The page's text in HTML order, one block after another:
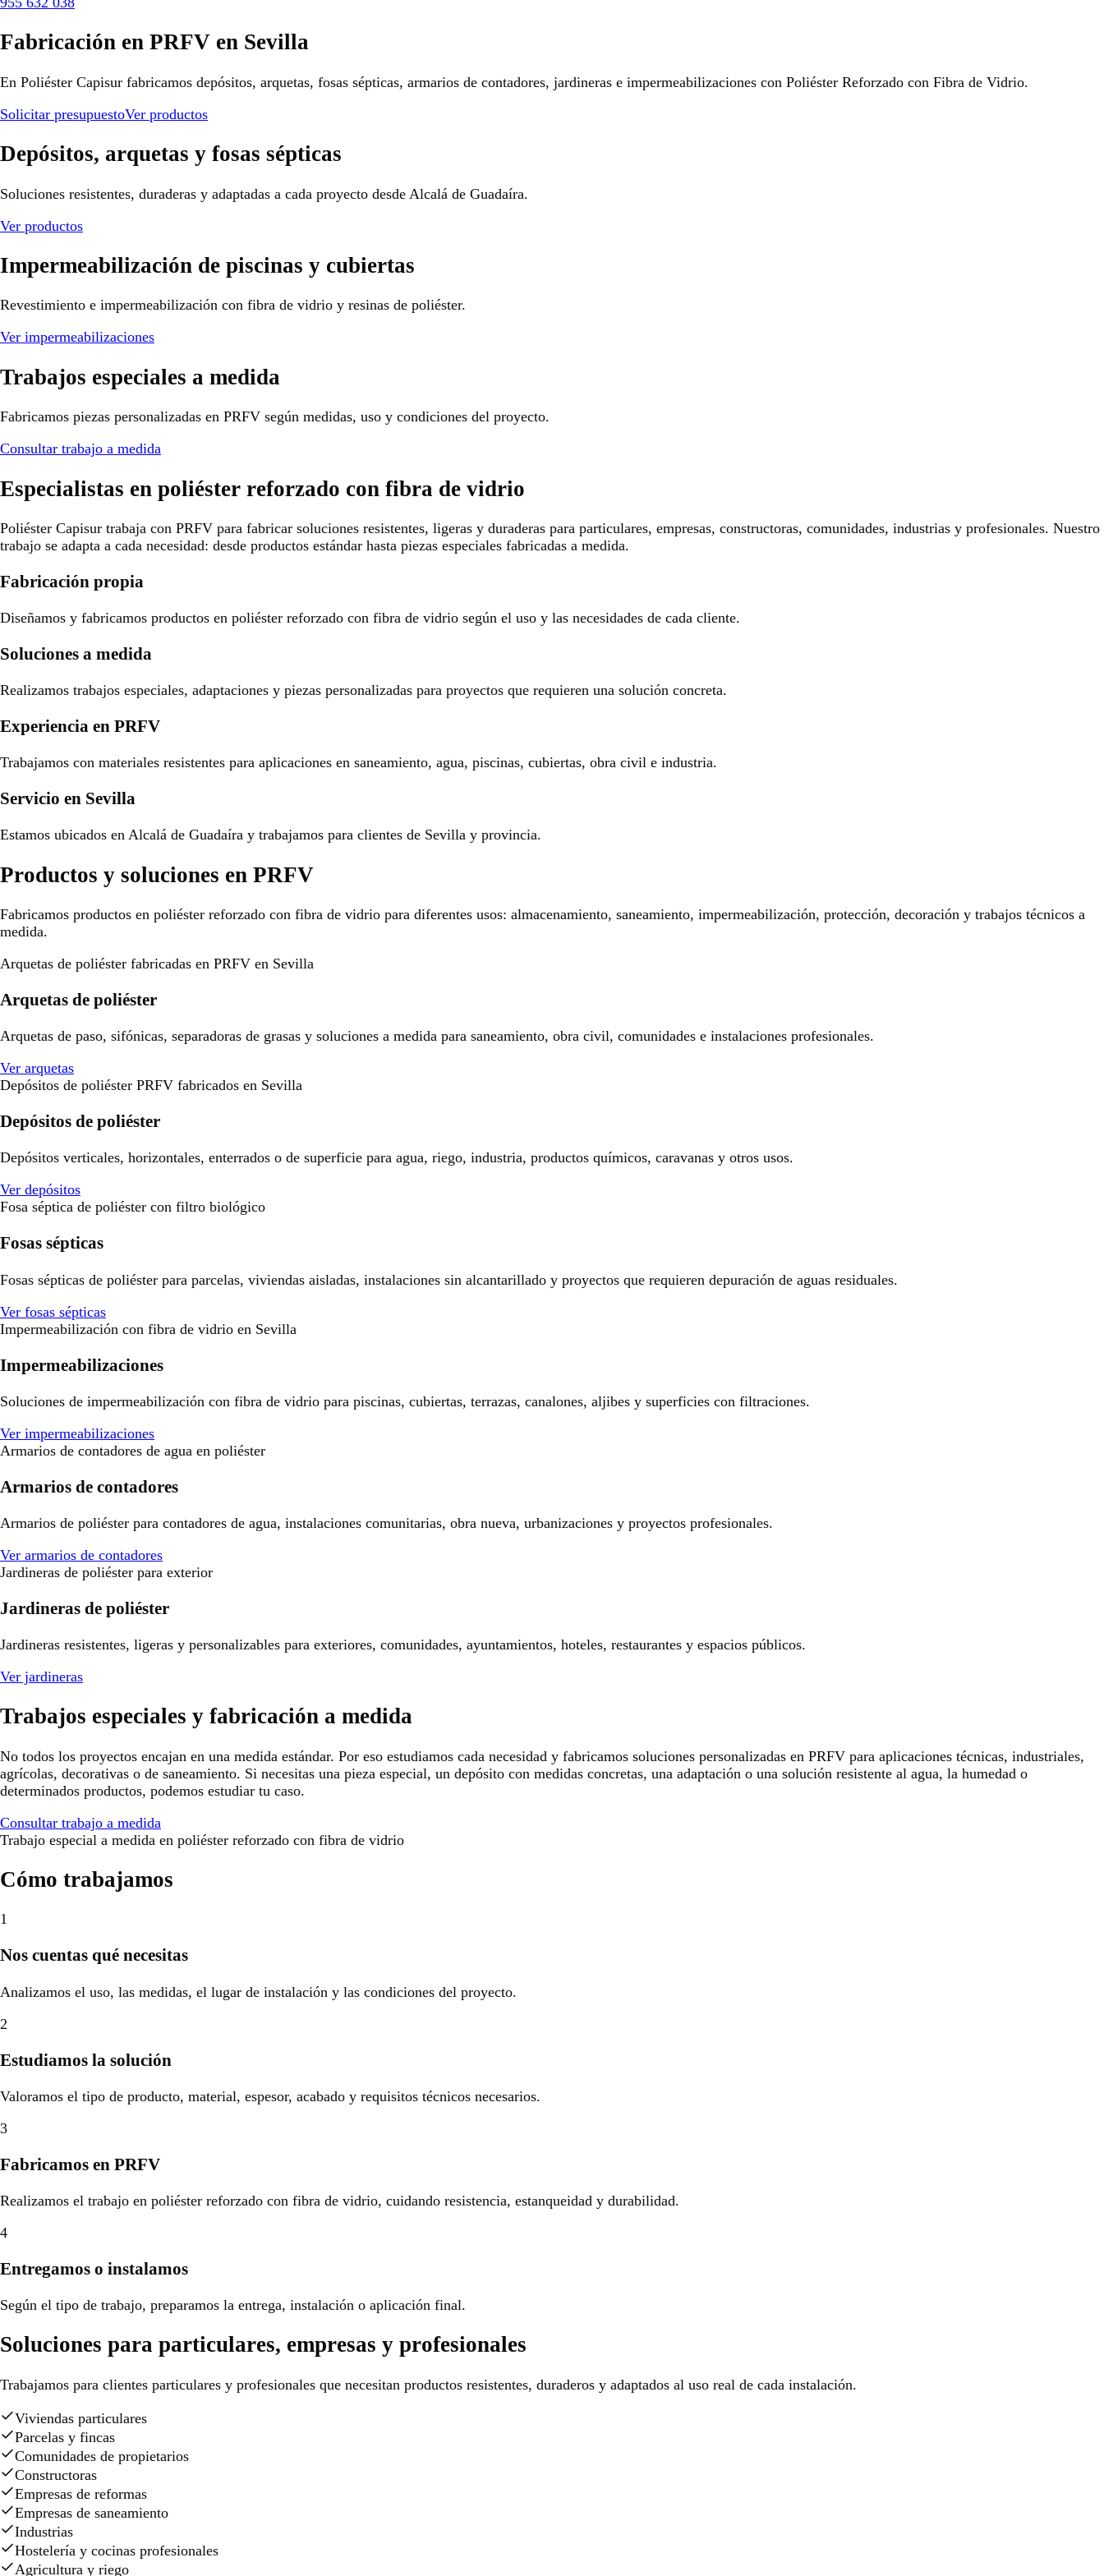
Fabricación en PRFV en Sevilla
En Poliéster Capisur fabricamos depósitos, arquetas, fosas sépticas, armarios de contadores, jardineras e impermeabilizaciones con Poliéster Reforzado con Fibra de Vidrio.
Solicitar presupuestoVer productos
Depósitos, arquetas y fosas sépticas
Soluciones resistentes, duraderas y adaptadas a cada proyecto desde Alcalá de Guadaíra.
Ver productos
Impermeabilización de piscinas y cubiertas
Revestimiento e impermeabilización con fibra de vidrio y resinas de poliéster.
Ver impermeabilizaciones
Trabajos especiales a medida
Fabricamos piezas personalizadas en PRFV según medidas, uso y condiciones del proyecto.
Consultar trabajo a medida
Especialistas en poliéster reforzado con fibra de vidrio
Poliéster Capisur trabaja con PRFV para fabricar soluciones resistentes, ligeras y duraderas para particulares, empresas, constructoras, comunidades, industrias y profesionales. Nuestro
trabajo se adapta a cada necesidad: desde productos estándar hasta piezas especiales fabricadas a medida.
Fabricación propia
Diseñamos y fabricamos productos en poliéster reforzado con fibra de vidrio según el uso y las necesidades de cada cliente.
Soluciones a medida
Realizamos trabajos especiales, adaptaciones y piezas personalizadas para proyectos que requieren una solución concreta.
Experiencia en PRFV
Trabajamos con materiales resistentes para aplicaciones en saneamiento, agua, piscinas, cubiertas, obra civil e industria.
Servicio en Sevilla
Estamos ubicados en Alcalá de Guadaíra y trabajamos para clientes de Sevilla y provincia.
Productos y soluciones en PRFV
Fabricamos productos en poliéster reforzado con fibra de vidrio para diferentes usos: almacenamiento, saneamiento, impermeabilización, protección, decoración y trabajos técnicos a
medida.
Arquetas de poliéster fabricadas en PRFV en Sevilla
Arquetas de poliéster
Arquetas de paso, sifónicas, separadoras de grasas y soluciones a medida para saneamiento, obra civil, comunidades e instalaciones profesionales.
Ver arquetas
Depósitos de poliéster PRFV fabricados en Sevilla
Depósitos de poliéster
Depósitos verticales, horizontales, enterrados o de superficie para agua, riego, industria, productos químicos, caravanas y otros usos.
Ver depósitos
Fosa séptica de poliéster con filtro biológico
Fosas sépticas
Fosas sépticas de poliéster para parcelas, viviendas aisladas, instalaciones sin alcantarillado y proyectos que requieren depuración de aguas residuales.
Ver fosas sépticas
Impermeabilización con fibra de vidrio en Sevilla
Impermeabilizaciones
Soluciones de impermeabilización con fibra de vidrio para piscinas, cubiertas, terrazas, canalones, aljibes y superficies con filtraciones.
Ver impermeabilizaciones
Armarios de contadores de agua en poliéster
Armarios de contadores
Armarios de poliéster para contadores de agua, instalaciones comunitarias, obra nueva, urbanizaciones y proyectos profesionales.
Ver armarios de contadores
Jardineras de poliéster para exterior
Jardineras de poliéster
Jardineras resistentes, ligeras y personalizables para exteriores, comunidades, ayuntamientos, hoteles, restaurantes y espacios públicos.
Ver jardineras
Trabajos especiales y fabricación a medida
No todos los proyectos encajan en una medida estándar. Por eso estudiamos cada necesidad y fabricamos soluciones personalizadas en PRFV para aplicaciones técnicas, industriales,
agrícolas, decorativas o de saneamiento. Si necesitas una pieza especial, un depósito con medidas concretas, una adaptación o una solución resistente al agua, la humedad o
determinados productos, podemos estudiar tu caso.
Consultar trabajo a medida
Trabajo especial a medida en poliéster reforzado con fibra de vidrio
Cómo trabajamos
1
Nos cuentas qué necesitas
Analizamos el uso, las medidas, el lugar de instalación y las condiciones del proyecto.
2
Estudiamos la solución
Valoramos el tipo de producto, material, espesor, acabado y requisitos técnicos necesarios.
3
Fabricamos en PRFV
Realizamos el trabajo en poliéster reforzado con fibra de vidrio, cuidando resistencia, estanqueidad y durabilidad.
4
Entregamos o instalamos
Según el tipo de trabajo, preparamos la entrega, instalación o aplicación final.
Soluciones para particulares, empresas y profesionales
Trabajamos para clientes particulares y profesionales que necesitan productos resistentes, duraderos y adaptados al uso real de cada instalación.
Viviendas particulares
Parcelas y fincas
Comunidades de propietarios
Constructoras
Empresas de reformas
Empresas de saneamiento
Industrias
Hostelería y cocinas profesionales
Agricultura y riego